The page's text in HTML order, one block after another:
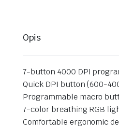
Opis
7-button 4000 DPI
Quick DPI button (600-
Programmable macro
7-color breathing RGB
Comfortable ergonomic